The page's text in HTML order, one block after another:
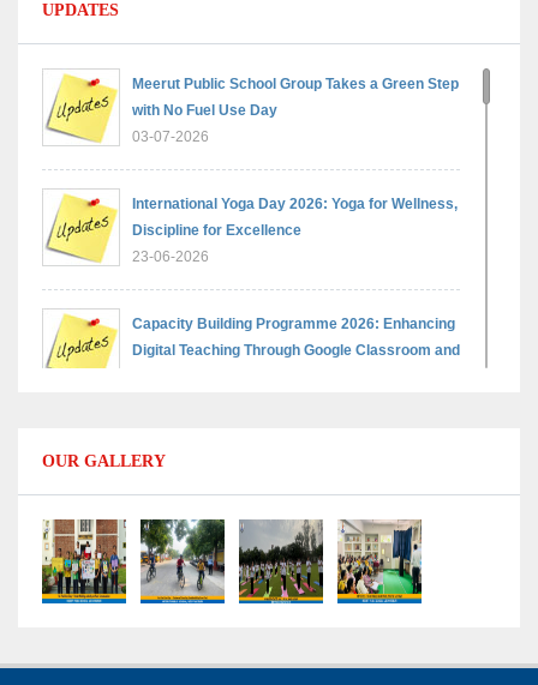
UPDATES
Meerut Public School Group Takes a Green Step
with No Fuel Use Day
03-07-2026
International Yoga Day 2026: Yoga for Wellness,
Discipline for Excellence
23-06-2026
Capacity Building Programme 2026: Enhancing
Digital Teaching Through Google Classroom and
Capacity Building Programme 2026: Designing
Competency-Focused Questions Through
Bloom’s Taxonomy
09-06-2026
09-06-2026
OUR GALLERY